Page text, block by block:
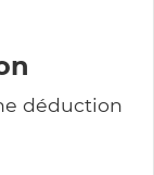
déduction